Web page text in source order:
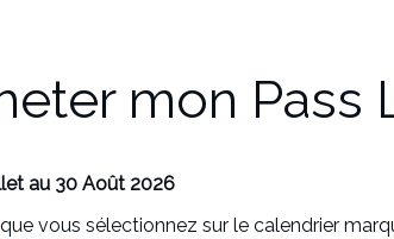
mon Pass
au 30 Août 2026
vous sélectionnez sur le calendrier